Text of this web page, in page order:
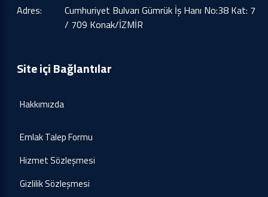
Adres:
Cumhuriyet Bulvarı Gümrük İş Hanı No:38 Kat: 7
/ 709 Konak/İZMİR
Site içi Bağlantılar
Hakkımızda
Emlak Talep Formu
Hizmet Sözleşmesi
Gizlilik Sözleşmesi